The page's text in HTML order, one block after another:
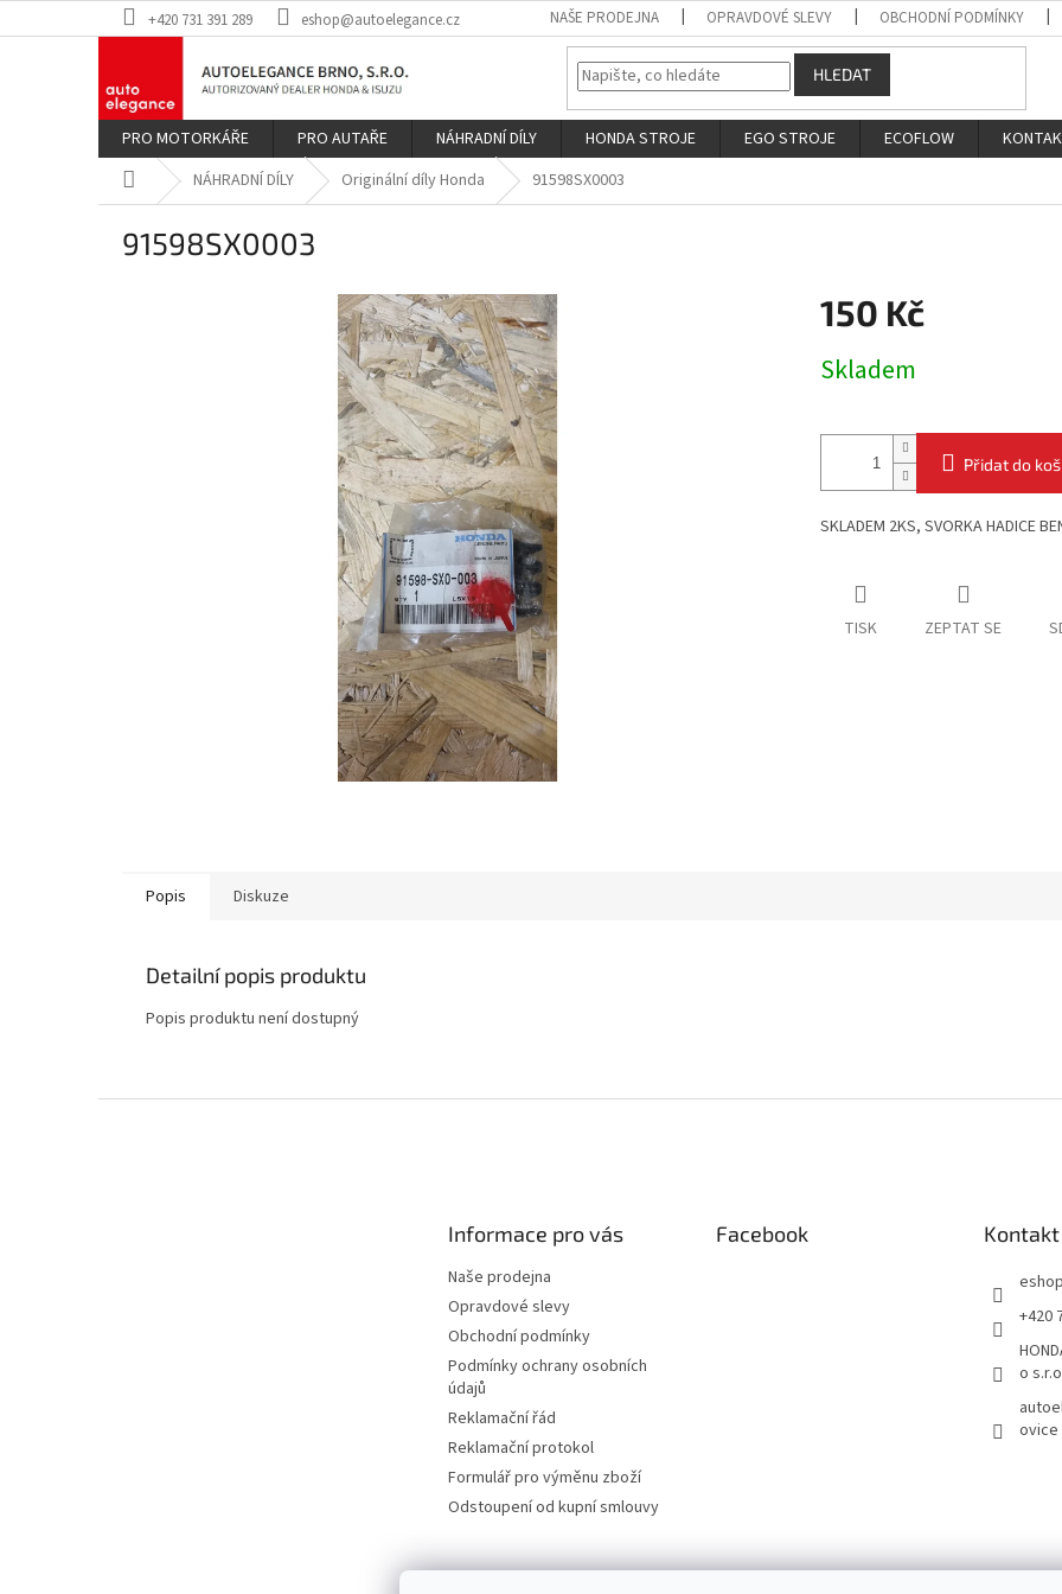
na
+420 731 391 289 eshop@autoelegance.cz NAŠE PRODEJNA OPRAVDOVÉ SLEVY OBCHODNÍ PODMÍNKY
HLEDAT
PRO MOTORKÁŘE PRO AUTAŘE NÁHRADNÍ DÍLY HONDA STROJE EGO STROJE ECOFLOW
Domů NÁHRADNÍ DÍLY Originální díly Honda 91598SX0003
91598SX0003
150 Kč
cena:
Skladem
Přidat do
SKLADEM 2KS, SVORKA HADICE
TISK ZEPTAT SE
Popis Diskuze
Detailní popis produktu
Popis produktu není dostupný
Informace pro vás
Naše prodejna
Opravdové slevy
Obchodní podmínky
Podmínky ochrany osobních
údajů
Reklamační řád
Reklamační protokol
Formulář pro výměnu zboží
Odstoupení od kupní smlouvy
Facebook Kontakt
eshop
+420
o
ovice